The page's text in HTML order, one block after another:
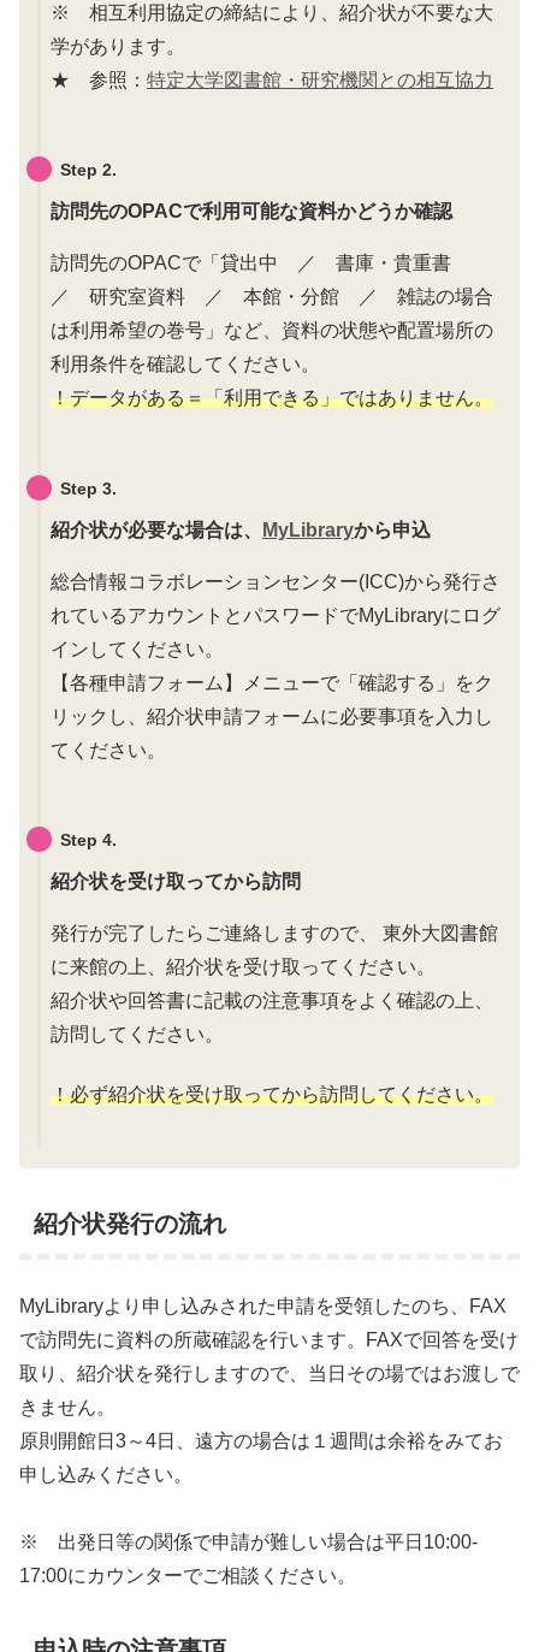
※ 相互利用協定の締結により、紹介状が不要な大
学があります。
★ 参照： 特定大学図書館・研究機関との相互協力
Step 2.
訪問先のOPACで利用可能な資料かどうか確認
訪問先のOPACで「貸出中 ／ 書庫・貴重書
／ 研究室資料 ／ 本館・分館 ／ 雑誌の場合
は利用希望の巻号」など、資料の状態や配置場所の
利用条件を確認してください。
！データがある＝「利用できる」ではありません。
Step 3.
紹介状が必要な場合は、 MyLibraryから申込
総合情報コラボレーションセンター(ICC)から発行さ
れているアカウントとパスワードでMyLibraryにログ
インしてください。
【各種申請フォーム】メニューで「確認する」をク
リックし、紹介状申請フォームに必要事項を入力し
てください。
Step 4.
紹介状を受け取ってから訪問
発行が完了したらご連絡しますので、 東外大図書館
に来館の上、紹介状を受け取ってください。
紹介状や回答書に記載の注意事項をよく確認の上、
訪問してください。
！必ず紹介状を受け取ってから訪問してください。
紹介状発行の流れ
MyLibraryより申し込みされた申請を受領したのち、FAX
で訪問先に資料の所蔵確認を行います。FAXで回答を受け
取り、紹介状を発行しますので、当日その場ではお渡しで
きません。
原則開館日3～4日、遠方の場合は１週間は余裕をみてお
申し込みください。
※ 出発日等の関係で申請が難しい場合は平日10:00-
17:00にカウンターでご相談ください。